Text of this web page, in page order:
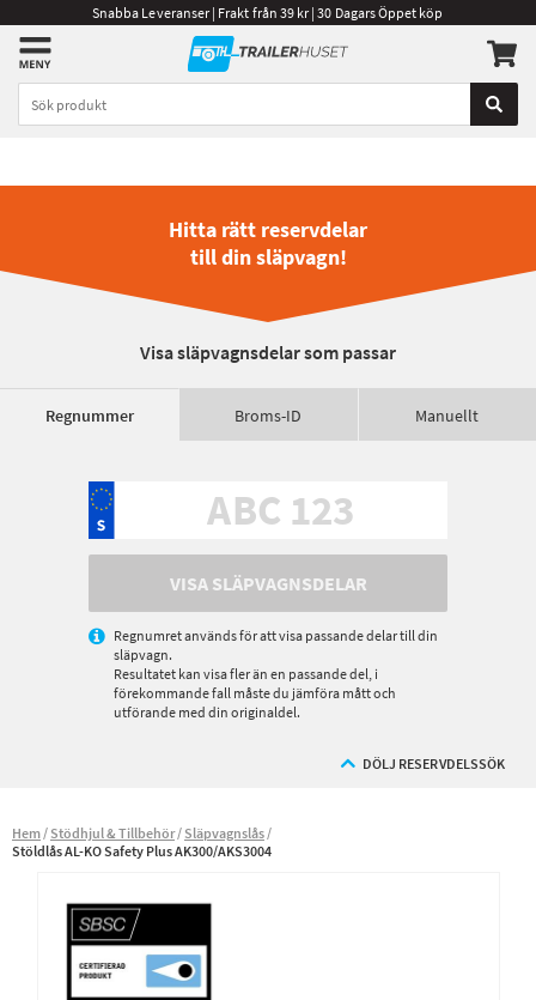
Snabba Leveranser | Frakt från 39 kr | 30 Dagars Öppet köp
Hitta rätt reservdelar
till din släpvagn!
Visa släpvagnsdelar som passar
Regnummer Broms-ID Manuellt
VISA SLÄPVAGNSDELAR
Regnumret används för att visa passande delar till din
släpvagn.
Resultatet kan visa fler än en passande del, i
förekommande fall måste du jämföra mått och
utförande med din originaldel.
DÖLJ RESERVDELSSÖK
Hem Stödhjul & Tillbehör Släpvagnslås
Stöldlås AL-KO Safety Plus AK300/AKS3004